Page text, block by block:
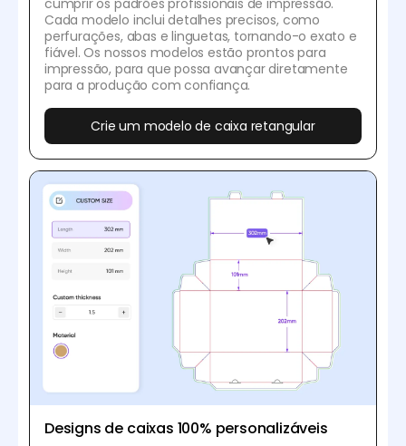
Cada modelo inclui detalhes precisos, como
perfurações, abas e linguetas, tornando-o exato e
fiável. Os nossos modelos estão prontos para
impressão, para que possa avançar diretamente
para a produção com confiança.
Crie um modelo de caixa retangular
Designs de caixas 100% personalizáveis